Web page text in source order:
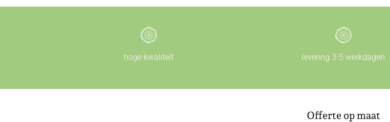
hoge kwaliteit levering 3-5 werkdagen
Offerte op maat